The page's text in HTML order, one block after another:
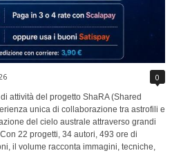
0
attività del progetto ShaRA (Shared
unica di collaborazione tra astrofili e
del cielo australe attraverso grandi
22 progetti, 34 autori, 493 ore di
il volume racconta immagini, tecniche,